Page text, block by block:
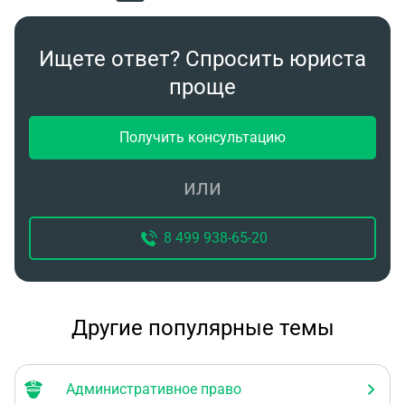
применении более сурового наказания
Ищете ответ? Спросить юриста
проще
Получить консультацию
или
8 499 938-65-20
Другие популярные темы
Административное право